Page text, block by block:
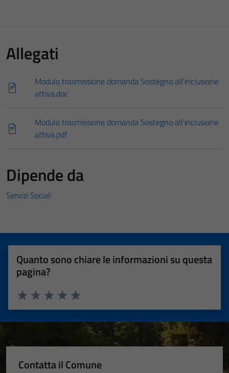
Allegati
Modulo trasmissione domanda Sostegno all'inclusione
attiva.doc
Modulo trasmissione domanda Sostegno all'inclusione
attiva.pdf
Dipende da
Servizi Sociali
Quanto sono chiare le informazioni su questa
pagina?
Valuta 5 stelle su 5
Valuta 4 stelle su 5
Valuta 3 stelle su 5
Valuta 2 stelle su 5
Valuta 1 stelle su 5
Contatta il Comune